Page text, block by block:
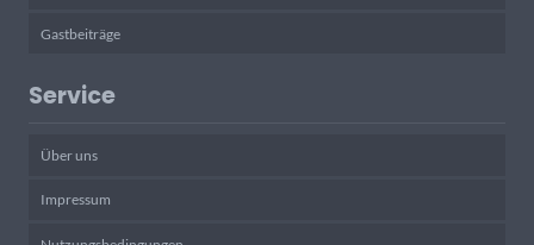
Gastbeiträge
Service
Über uns
Impressum